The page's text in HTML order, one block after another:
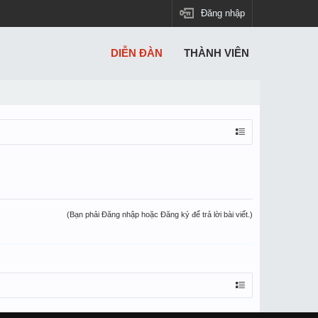
Đăng nhập
(Bạn phải Đăng nhập hoặc Đăng ký để trả lời bài viết.)
DIỄN ĐÀN THÀNH VIÊN